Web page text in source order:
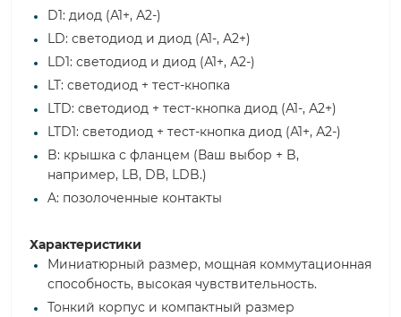
D1: диод (А1+, А2-)
LD: светодиод и диод (А1-, А2+)
LD1: светодиод и диод (А1+, А2-)
LT: светодиод + тест-кнопка
LTD: светодиод + тест-кнопка диод (А1-, А2+)
LTD1: светодиод + тест-кнопка диод (А1+, А2-)
B: крышка с фланцем (Ваш выбор + B,
например, LB, DB, LDB.)
A: позолоченные контакты
Характеристики
Миниатюрный размер, мощная коммутационная
способность, высокая чувствительность.
Тонкий корпус и компактный размер